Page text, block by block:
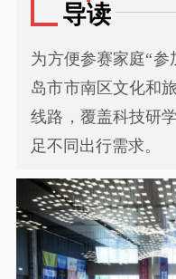
导读
为方便参赛家庭“
岛市市南区文化和
线路，覆盖科技研
足不同出行需求。